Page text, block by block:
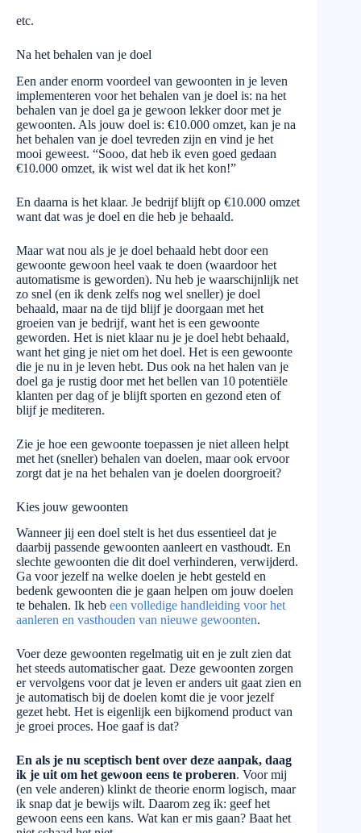
etc.
Na het behalen van je doel
Een ander enorm voordeel van gewoonten in je leven
implementeren voor het behalen van je doel is: na het
behalen van je doel ga je gewoon lekker door met je
gewoonten. Als jouw doel is: €10.000 omzet, kan je na
het behalen van je doel tevreden zijn en vind je het
mooi geweest. “Sooo, dat heb ik even goed gedaan
€10.000 omzet, ik wist wel dat ik het kon!”
En daarna is het klaar. Je bedrijf blijft op €10.000 omzet
want dat was je doel en die heb je behaald.
Maar wat nou als je je doel behaald hebt door een
gewoonte gewoon heel vaak te doen (waardoor het
automatisme is geworden). Nu heb je waarschijnlijk net
zo snel (en ik denk zelfs nog wel sneller) je doel
behaald, maar na de tijd blijf je doorgaan met het
groeien van je bedrijf, want het is een gewoonte
geworden. Het is niet klaar nu je je doel hebt behaald,
want het ging je niet om het doel. Het is een gewoonte
die je nu in je leven hebt. Dus ook na het halen van je
doel ga je rustig door met het bellen van 10 potentiële
klanten per dag of je blijft sporten en gezond eten of
blijf je mediteren.
Zie je hoe een gewoonte toepassen je niet alleen helpt
met het (sneller) behalen van doelen, maar ook ervoor
zorgt dat je na het behalen van je doelen doorgroeit?
Kies jouw gewoonten
Wanneer jij een doel stelt is het dus essentieel dat je
daarbij passende gewoonten aanleert en vasthoudt. En
slechte gewoonten die dit doel verhinderen, verwijderd.
Ga voor jezelf na welke doelen je hebt gesteld en
bedenk gewoonten die je gaan helpen om jouw doelen
te behalen. Ik heb een volledige handleiding voor het
aanleren en vasthouden van nieuwe gewoonten.
Voer deze gewoonten regelmatig uit en je zult zien dat
het steeds automatischer gaat. Deze gewoonten zorgen
er vervolgens voor dat je leven er anders uit gaat zien en
je automatisch bij de doelen komt die je voor jezelf
gezet hebt. Het is eigenlijk een bijkomend product van
je groei proces. Hoe gaaf is dat?
En als je nu sceptisch bent over deze aanpak, daag
ik je uit om het gewoon eens te proberen. Voor mij
(en vele anderen) klinkt de theorie enorm logisch, maar
ik snap dat je bewijs wilt. Daarom zeg ik: geef het
gewoon eens een kans. Wat kan er mis gaan? Baat het